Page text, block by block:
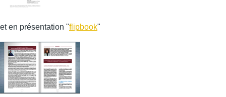
et en présentation "flipbook"